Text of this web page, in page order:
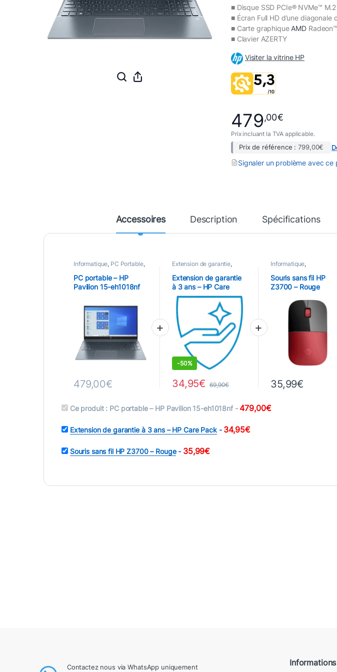
■ Disque SSD PCIe® NVMe™
■ Écran Full HD d’une
■ Carte graphique AMD Radeon™
■ Clavier AZERTY
Visiter la vitrine HP
479,00€
Prix incluant la TVA applicable.
Prix de référence :799,00€
Signaler un problème avec ce
Accessoires Description Spécifications
Informatique, PC Portable,
PC portable – HP
Pavilion 15-eh1018nf
479,00€
DEALS
Extension de garantie,
PROMOTIONS
Extension de garantie
à 3 ans – HP Care
Pack
-50%
34,95€ 69,90€
Informatique,
Périphériques
Souris sans fil HP
Z3700 – Rouge
35,99€
Ce produit : PC portable – HP Pavilion 15-eh1018nf- 479,00€
Extension de garantie à 3 ans – HP Care Pack- 34,95€
Souris sans fil HP Z3700 – Rouge- 35,99€
Contactez nous via WhatsApp uniquement